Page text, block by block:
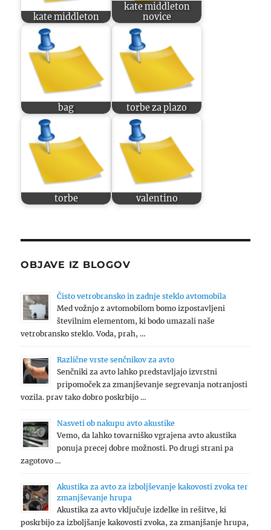
kate middleton
kate middleton
novice
bag torbe za plazo
torbe valentino
OBJAVE IZ BLOGOV
Čisto vetrobransko in zadnje steklo avtomobila
Med vožnjo z avtomobilom bomo izpostavljeni
številnim elementom, ki bodo umazali naše
vetrobransko steklo. Voda, prah, …
Različne vrste senčnikov za avto
Senčniki za avto lahko predstavljajo izvrstni
pripomoček za zmanjševanje segrevanja notranjosti
vozila. prav tako dobro poskrbijo …
Nasveti ob nakupu avto akustike
Vemo, da lahko tovarniško vgrajena avto akustika
ponuja precej dobre možnosti. Po drugi strani pa
zagotovo …
Akustika za avto za izboljševanje kakovosti zvoka ter
zmanjševanje hrupa
Akustika za avto vključuje izdelke in rešitve, ki
poskrbijo za izboljšanje kakovosti zvoka, za zmanjšanje hrupa,